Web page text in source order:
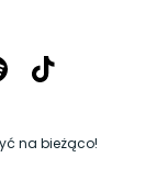
na bieżąco!